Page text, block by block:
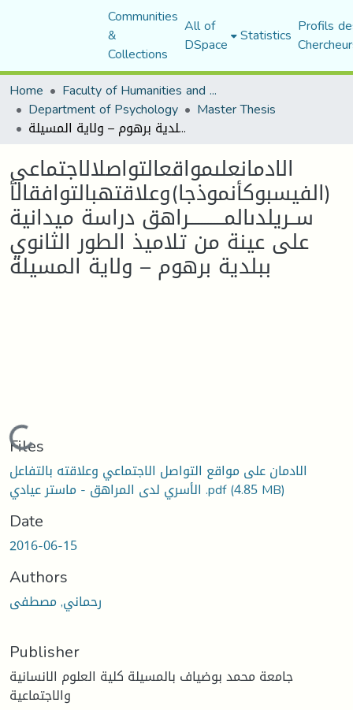
Communities
&
Collections
All of
DSpace Statistics Profils
Home
Faculty of Humanities and Social Sciences
Department of Psychology Master Thesis
الادمانعلىمواقعالتواصلالاجتماعي (الفيسبوكأنموذجا)وعلاقتهبالتوافقالأســريلدىالمـــــــــــراهق دراسة ميدانية على عينة من تلاميذ الطور الثانوي ببلدية برهوم – ولاية المسيلة
الادمانعلىمواقعالتواصلالاجتماعي
(الفيسبوكأنموذجا)وعلاقتهبالتوافقالأ
ســريلدىالمـــــــــــراهق دراسة ميدانية
على عينة من تلاميذ الطور الثانوي
ببلدية برهوم – ولاية المسيلة
Loading...
Files
الادمان على مواقع التواصل الاجتماعي وعلاقته بالتفاعل
الأسري لدى المراهق - ماستر عيادي .pdf(4.85 MB)
Date
2016-06-15
Authors
رحماني, مصطفى
Publisher
جامعة محمد بوضياف بالمسيلة كلية العلوم الانسانية
والاجتماعية